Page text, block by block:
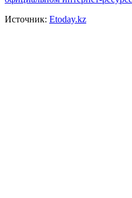
Источник: Etoday.kz